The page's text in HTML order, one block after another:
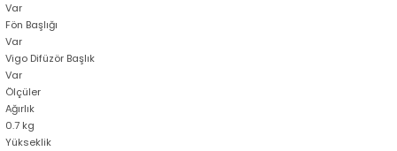
Var
Fön Başlığı
Var
Vigo Difüzör Başlık
Var
Ölçüler
Ağırlık
0.7 kg
Yükseklik